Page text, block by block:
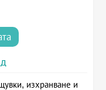
изхранване и